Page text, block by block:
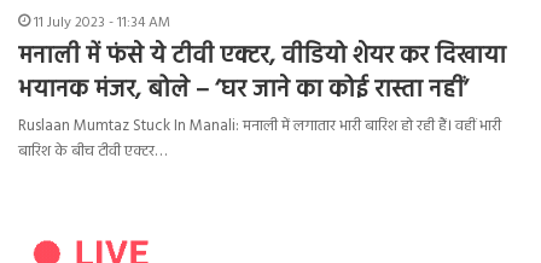
11 July 2023 - 11:34 AM
मनाली में फंसे ये टीवी एक्टर, वीडियो शेयर कर दिखाया
भयानक मंजर, बोले – ‘घर जाने का कोई रास्ता नहीं’
Ruslaan Mumtaz Stuck In Manali: मनाली में लगातार भारी बारिश हो रही हैं। वहीं भारी
बारिश के बीच टीवी एक्टर…